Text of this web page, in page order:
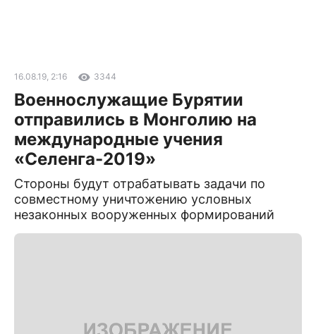
16.08.19, 2:16 3344
Военнослужащие Бурятии
отправились в Монголию на
международные учения
«Селенга-2019»
Стороны будут отрабатывать задачи по
совместному уничтожению условных
незаконных вооруженных формирований